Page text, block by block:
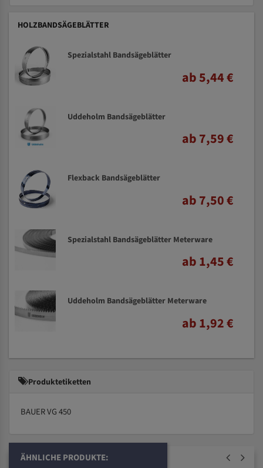
HOLZBANDSÄGEBLÄTTER
Spezialstahl Bandsägeblätter
ab 5,44 €
Uddeholm Bandsägeblätter
ab 7,59 €
Flexback Bandsägeblätter
ab 7,50 €
Spezialstahl Bandsägeblätter Meterware
ab 1,45 €
Uddeholm Bandsägeblätter Meterware
ab 1,92 €
Produktetiketten
BAUER VG 450
ÄHNLICHE PRODUKTE: